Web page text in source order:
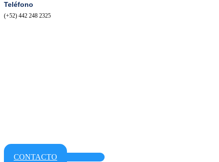
Teléfono
(+52) 442 248 2325
CONTACTO